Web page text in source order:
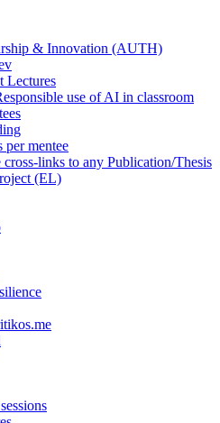
& Innovation (AUTH)
Lectures
use of AI in classroom
per mentee
links to any Publication/Thesis
(EL)